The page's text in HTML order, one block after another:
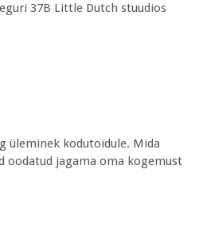
37B Little Dutch stuudios
üleminek kodutoidule. Mida
oodatud jagama oma kogemust